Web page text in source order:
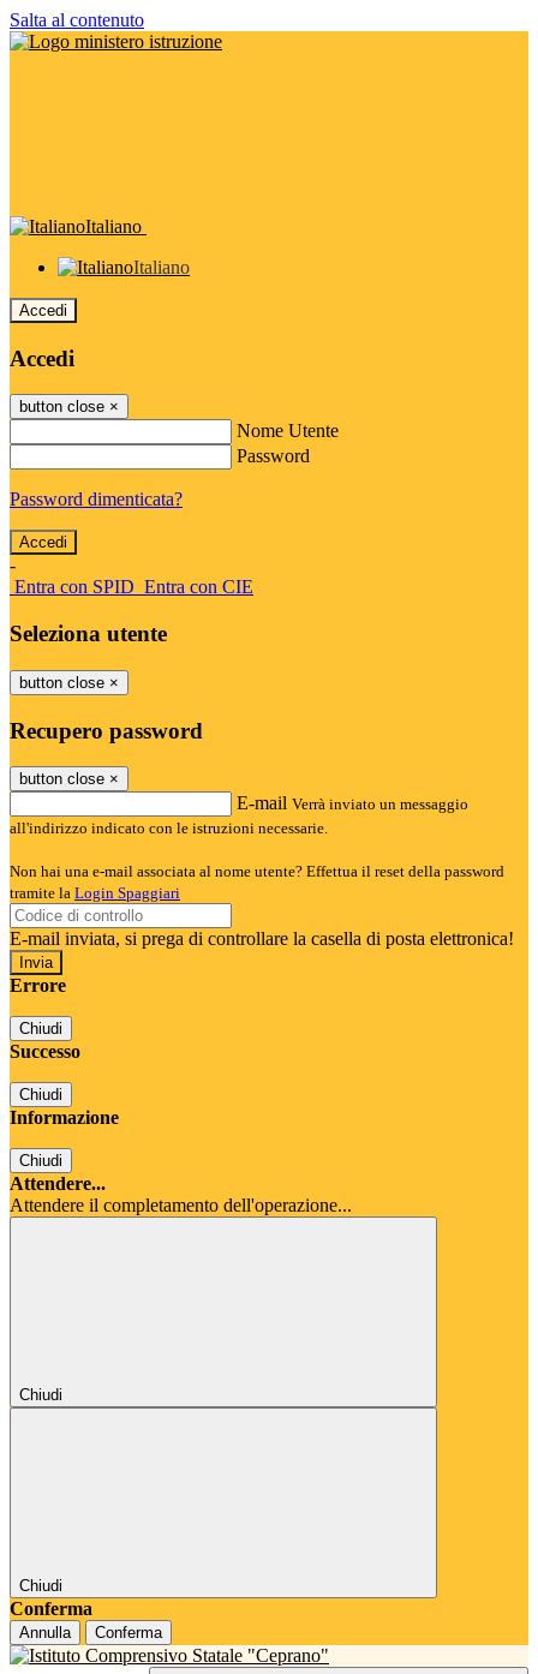
Salta al contenuto
Italiano
Italiano
Accedi
Accedi
button close ×
Nome Utente
Password
Password dimenticata?
-
Entra con SPID Entra con CIE
Seleziona utente
button close ×
Recupero password
button close ×
E-mail Verrà inviato un messaggio
all'indirizzo indicato con le istruzioni necessarie.
Non hai una e-mail associata al nome utente? Effettua il reset della password
tramite la Login Spaggiari
E-mail inviata, si prega di controllare la casella di posta elettronica!
Errore
Chiudi
Successo
Chiudi
Informazione
Chiudi
Attendere...
Attendere il completamento dell'operazione...
Chiudi
Chiudi
Conferma
Annulla Conferma